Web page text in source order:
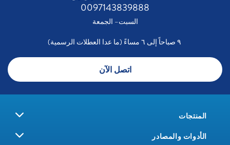
0097143839888
السبت– الجمعة
اتصل الآن
المنتجات
الأدوات والمصادر